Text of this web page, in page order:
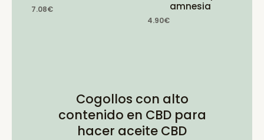
7.08€
amnesia
4.90€
Cogollos con alto
contenido en CBD para
hacer aceite CBD